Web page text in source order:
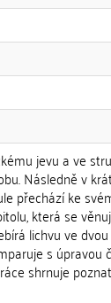
jevu a ve
Následně v
přechází ke
která se
lichvu ve
s úpravou
shrnuje